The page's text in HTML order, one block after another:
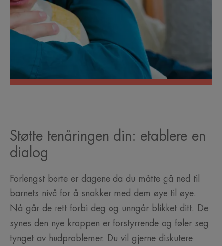
Støtte tenåringen din: etablere en
dialog
Forlengst borte er dagene da du måtte gå ned til
barnets nivå for å snakker med dem øye til øye.
Nå går de rett forbi deg og unngår blikket ditt. De
synes den nye kroppen er forstyrrende og føler seg
tynget av hudproblemer. Du vil gjerne diskutere